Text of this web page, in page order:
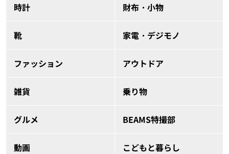
時計 財布・小物
靴 家電・デジモノ
ファッション アウトドア
雑貨 乗り物
グルメ BEAMS特撮部
動画 こどもと暮らし